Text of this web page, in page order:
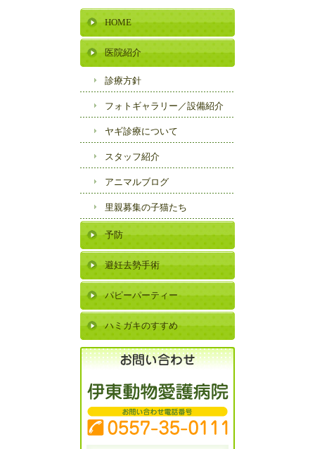
HOME
医院紹介
診療方針
フォトギャラリー／設備紹介
ヤギ診療について
スタッフ紹介
アニマルブログ
里親募集の子猫たち
予防
避妊去勢手術
パピーパーティー
ハミガキのすすめ